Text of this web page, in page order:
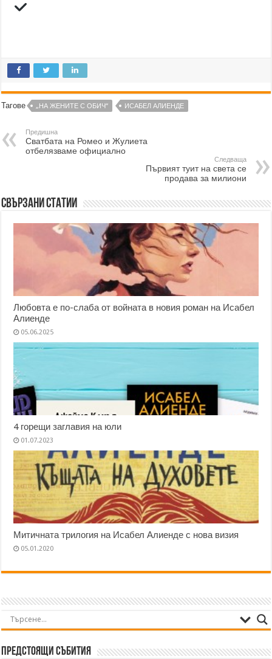
Тагове „НА ЖЕНИТЕ С ОБИЧ“ ИСАБЕЛ АЛИЕНДЕ
Предишна
Сватбата на Ромео и Жулиета
отбелязваме официално
Следваща
Първият туит на света се
продава за милиони
Свързани статии
Любовта е по-слаба от войната в новия роман на Исабел
Алиенде
05.06.2025
4 горещи заглавия на юли
01.07.2023
Митичната трилогия на Исабел Алиенде с нова визия
05.01.2020
Предстоящи събития